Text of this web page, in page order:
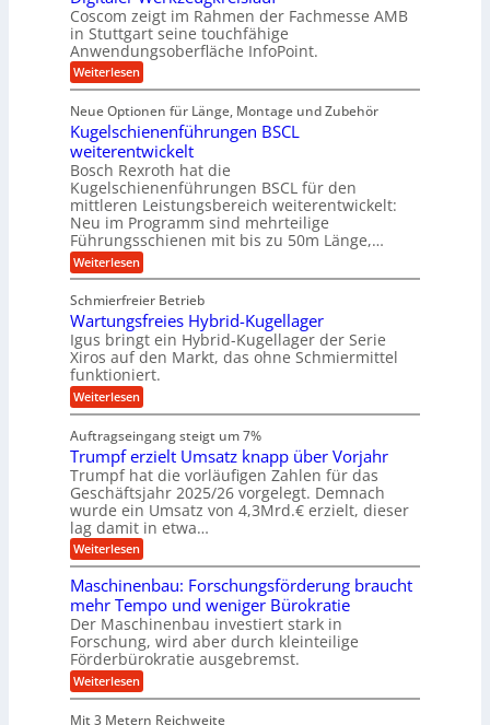
e
b
e
f
ü
r
r
a
u
e
U
m
g
e
b
u
n
g
e
n
g
s
e
i
g
a
n
g
g
e
r
S
t
e
l
l
e
n
r
i
e
b
e
f
r
p
r
ä
z
i
s
e
H
u
b
e
w
e
g
u
n
g
e
i
s
i
o
n
f
r
A
u
t
o
m
o
t
i
v
e
n
d
M
a
s
c
h
i
e
n
b
a
u
Coscom zeigt im Rahmen der Fachmesse AMB
in Stuttgart seine touchfähige
Anwendungsoberfläche InfoPoint.
Weiterlesen:
D
g
i
t
a
l
e
r
W
e
r
k
z
e
u
g
k
r
e
i
s
a
u
f
Neue Optionen für Länge, Montage und Zubehör
Kugelschienenführungen BSCL
weiterentwickelt
Bosch Rexroth hat die
Kugelschienenführungen BSCL für den
mittleren Leistungsbereich weiterentwickelt:
Neu im Programm sind mehrteilige
Führungsschienen mit bis zu 50m Länge,…
Weiterlesen:
K
g
e
l
s
c
h
i
e
e
n
f
ü
h
r
u
n
g
e
n
B
S
C
L
w
e
i
t
Schmierfreier Betrieb
Wartungsfreies Hybrid-Kugellager
Igus bringt ein Hybrid-Kugellager der Serie
Xiros auf den Markt, das ohne Schmiermittel
funktioniert.
Weiterlesen:
W
r
t
u
n
g
s
r
e
e
s
H
y
b
r
i
d
-
Auftragseingang steigt um 7%
Trumpf erzielt Umsatz knapp über Vorjahr
Trumpf hat die vorläufigen Zahlen für das
Geschäftsjahr 2025/26 vorgelegt. Demnach
wurde ein Umsatz von 4,3Mrd.€ erzielt, dieser
lag damit in etwa…
Weiterlesen:
T
u
m
p
f
e
r
z
i
e
Maschinenbau: Forschungsförderung braucht
mehr Tempo und weniger Bürokratie
Der Maschinenbau investiert stark in
Forschung, wird aber durch kleinteilige
Förderbürokratie ausgebremst.
Weiterlesen:
M
Mit 3 Metern Reichweite